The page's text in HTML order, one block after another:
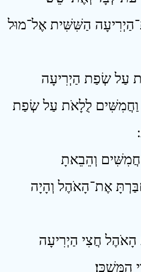
הַשִּׁשִּׁית אֶל־מוּל
עַל שְׂפַת הַיְרִיעָה
לֻלָאֹת עַל שְׂפַת
חֲמִשִּׁים וְהֵבֵאתָ
אֶת־הָאֹהֶל וְהָיָה
הָאֹהֶל חֲצִי הַיְרִיעָה